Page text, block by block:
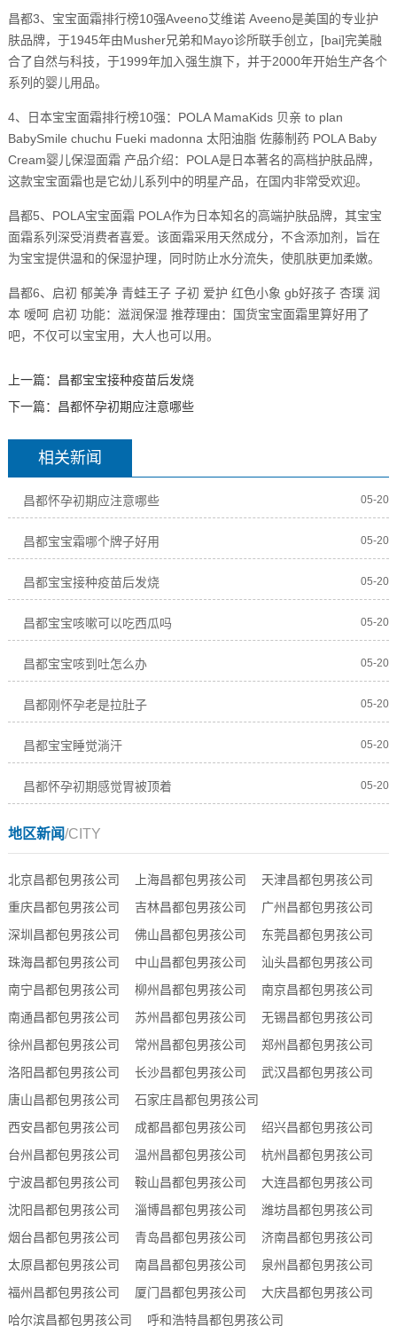
昌都3、宝宝面霜排行榜10强Aveeno艾维诺 Aveeno是美国的专业护
肤品牌，于1945年由Musher兄弟和Mayo诊所联手创立，[bai]完美融
合了自然与科技，于1999年加入强生旗下，并于2000年开始生产各个
系列的婴儿用品。
4、日本宝宝面霜排行榜10强：POLA MamaKids 贝亲 to plan
BabySmile chuchu Fueki madonna 太阳油脂 佐藤制药 POLA Baby
Cream婴儿保湿面霜 产品介绍：POLA是日本著名的高档护肤品牌，
这款宝宝面霜也是它幼儿系列中的明星产品，在国内非常受欢迎。
昌都5、POLA宝宝面霜 POLA作为日本知名的高端护肤品牌，其宝宝
面霜系列深受消费者喜爱。该面霜采用天然成分，不含添加剂，旨在
为宝宝提供温和的保湿护理，同时防止水分流失，使肌肤更加柔嫩。
昌都6、启初 郁美净 青蛙王子 子初 爱护 红色小象 gb好孩子 杏璞 润
本 嗳呵 启初 功能：滋润保湿 推荐理由：国货宝宝面霜里算好用了
吧，不仅可以宝宝用，大人也可以用。
上一篇： 昌都宝宝接种疫苗后发烧
下一篇： 昌都怀孕初期应注意哪些
相关新闻
昌都怀孕初期应注意哪些 05-20
昌都宝宝霜哪个牌子好用 05-20
昌都宝宝接种疫苗后发烧 05-20
昌都宝宝咳嗽可以吃西瓜吗 05-20
昌都宝宝咳到吐怎么办 05-20
昌都刚怀孕老是拉肚子 05-20
昌都宝宝睡觉淌汗 05-20
昌都怀孕初期感觉胃被顶着 05-20
地区新闻/CITY
北京昌都包男孩公司 上海昌都包男孩公司
天津昌都包男孩公司
重庆昌都包男孩公司
吉林昌都包男孩公司
广州昌都包男孩公司
深圳昌都包男孩公司
佛山昌都包男孩公司
东莞昌都包男孩公司
珠海昌都包男孩公司
中山昌都包男孩公司
汕头昌都包男孩公司
南宁昌都包男孩公司
柳州昌都包男孩公司
南京昌都包男孩公司
南通昌都包男孩公司
苏州昌都包男孩公司
无锡昌都包男孩公司
徐州昌都包男孩公司
常州昌都包男孩公司
郑州昌都包男孩公司
洛阳昌都包男孩公司
长沙昌都包男孩公司
武汉昌都包男孩公司
唐山昌都包男孩公司
石家庄昌都包男孩公司
西安昌都包男孩公司
成都昌都包男孩公司
绍兴昌都包男孩公司
台州昌都包男孩公司
温州昌都包男孩公司
杭州昌都包男孩公司
宁波昌都包男孩公司
鞍山昌都包男孩公司
大连昌都包男孩公司
沈阳昌都包男孩公司
淄博昌都包男孩公司
潍坊昌都包男孩公司
烟台昌都包男孩公司
青岛昌都包男孩公司
济南昌都包男孩公司
太原昌都包男孩公司
南昌昌都包男孩公司
泉州昌都包男孩公司
福州昌都包男孩公司
厦门昌都包男孩公司
大庆昌都包男孩公司
哈尔滨昌都包男孩公司
呼和浩特昌都包男孩公司